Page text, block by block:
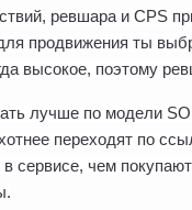
ревшара и CPS
продвижения ты
высокое, поэтому
лучше по модели
переходят по
в сервисе, чем